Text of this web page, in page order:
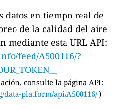
datos en tiempo real de
de la calidad del aire
mediante esta URL API:
feed/A500116/?
consulte la página API:
data-platform/api/A500116/)